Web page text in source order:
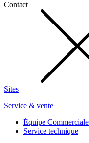
Contact
Sites
Service & vente
Équipe Commerciale
Service technique